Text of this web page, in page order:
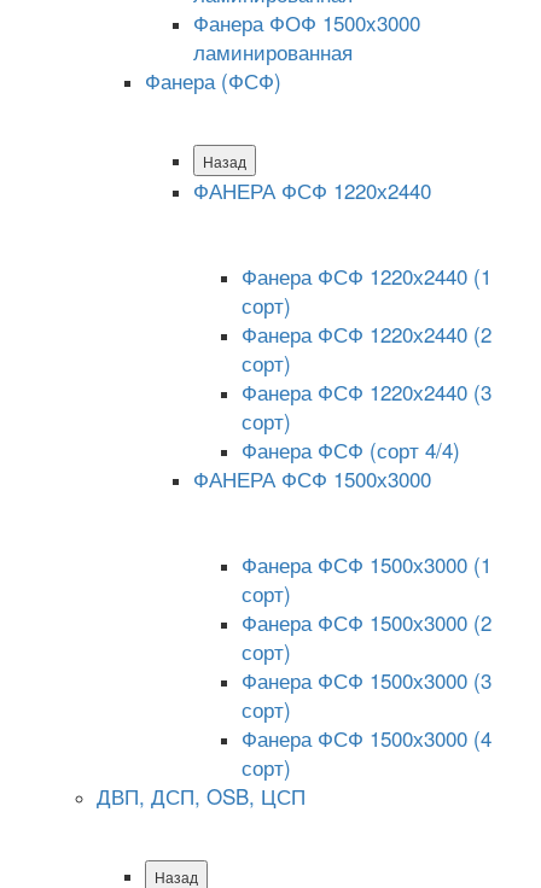
Фанера ФОФ 1500x3000
ламинированная
Фанера (ФСФ)
Назад
ФАНЕРА ФСФ 1220х2440
Фанера ФСФ 1220х2440 (1
сорт)
Фанера ФСФ 1220х2440 (2
сорт)
Фанера ФСФ 1220х2440 (3
сорт)
Фанера ФСФ (сорт 4/4)
ФАНЕРА ФСФ 1500х3000
Фанера ФСФ 1500х3000 (1
сорт)
Фанера ФСФ 1500х3000 (2
сорт)
Фанера ФСФ 1500х3000 (3
сорт)
Фанера ФСФ 1500х3000 (4
сорт)
ДВП, ДСП, OSB, ЦСП
Назад